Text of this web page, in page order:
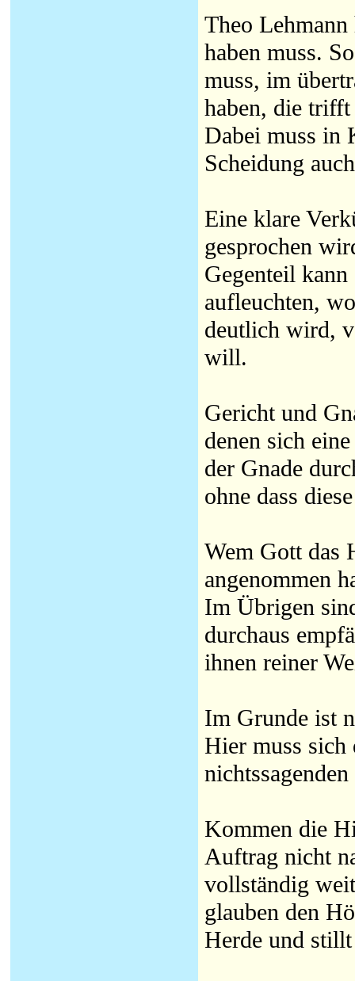
Theo Lehmann
haben muss.
muss, im
haben, die
Dabei muss in
Scheidung
Eine klare
gesprochen
Gegenteil
aufleuchten,
deutlich wird,
will.
Gericht und
denen sich
der Gnade
ohne dass
Wem Gott das
angenommen
Im Übrigen
durchaus
ihnen reiner
Im Grunde ist
Hier muss sich
Kommen die
Auftrag nicht
vollständig
glauben den
Herde und